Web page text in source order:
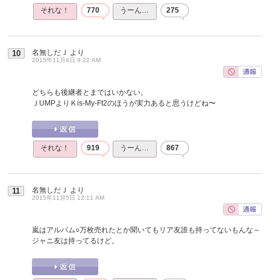
それな！ 770 うーん… 275
10 名無しだＪ より
2015年11月4日 9:22 AM
どちらも後継者とまではいかない。
ＪUMPよりＫis-My-Ft2のほうが実力あると思うけどね〜
それな！ 919 うーん… 867
11 名無しだＪ より
2015年11月5日 12:11 AM
嵐はアルバム○万枚売れたとか聞いてもリア友誰も持ってないもんな～
ジャニ友は持ってるけど。